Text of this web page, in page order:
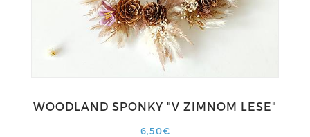
WOODLAND SPONKY "V ZIMNOM LESE"
6,50€